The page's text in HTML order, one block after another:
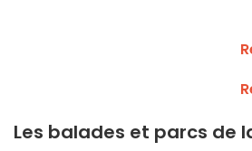
Les balades et parcs de